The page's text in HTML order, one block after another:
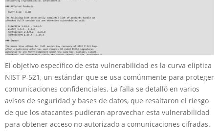
El objetivo específico de esta vulnerabilidad es la curva elíptica
NIST P-521, un estándar que se usa comúnmente para proteger
comunicaciones confidenciales. La falla se detalló en varios
avisos de seguridad y bases de datos, que resaltaron el riesgo
de que los atacantes pudieran aprovechar esta vulnerabilidad
para obtener acceso no autorizado a comunicaciones cifradas.